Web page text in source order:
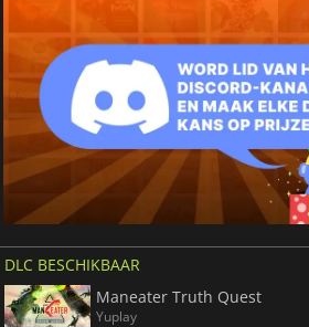
DLC BESCHIKBAAR
Maneater Truth Quest
Yuplay